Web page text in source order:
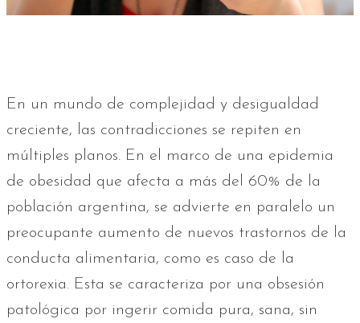
En un mundo de complejidad y desigualdad
creciente, las contradicciones se repiten en
múltiples planos. En el marco de una epidemia
de obesidad que afecta a más del 60% de la
población argentina, se advierte en paralelo un
preocupante aumento de nuevos trastornos de la
conducta alimentaria, como es caso de la
ortorexia. Esta se caracteriza por una obsesión
patológica por ingerir comida pura, sana, sin